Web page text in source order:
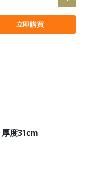
立即購買
厚度31cm